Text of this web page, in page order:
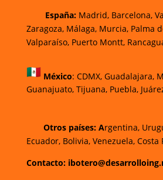
España: Madrid, Barcelona,
Zaragoza, Málaga, Murcia, Palma
Valparaíso, Puerto Montt,
México: CDMX, Guadalajara,
Guanajuato, Tijuana, Puebla,
Otros países: Argentina,
Ecuador, Bolivia, Venezuela, Costa
Contacto: